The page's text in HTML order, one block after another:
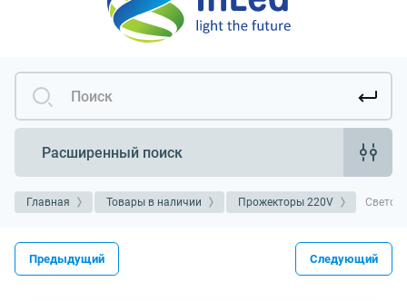
Расширенный поиск
Главная Товары в наличии Прожекторы 220V
Предыдущий Следующий